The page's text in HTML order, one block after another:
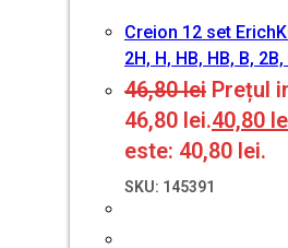
Creion 12 set
2H, H, HB, HB, B,
46,80lei Prețul
46,80 lei.40,80
este: 40,80 lei.
SKU: 145391